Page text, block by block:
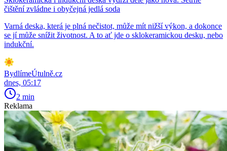
čištění zvládne i obyčejná jedlá soda
Varná deska, která je plná nečistot, může mít nižší výkon, a dokonce
se jí může snížit životnost. A to ať jde o sklokeramickou desku, nebo
indukční.
BydlímeÚtulně.cz
dnes, 05:17
2 min
Reklama